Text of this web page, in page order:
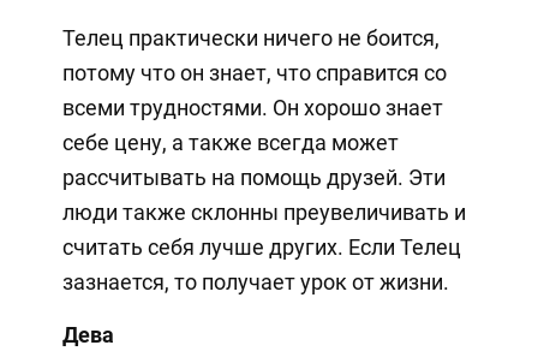
Телец практически ничего не боится,
потому что он знает, что справится со
всеми трудностями. Он хорошо знает
себе цену, а также всегда может
рассчитывать на помощь друзей. Эти
люди также склонны преувеличивать и
считать себя лучше других. Если Телец
зазнается, то получает урок от жизни.
Дева